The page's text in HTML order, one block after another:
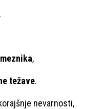
,
,
težave.
nevarnosti,